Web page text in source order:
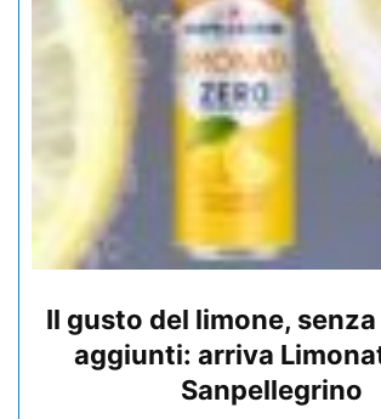
Il gusto del limone,
aggiunti: arriva
Sanpellegrino